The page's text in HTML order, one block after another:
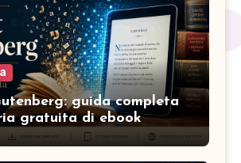
guida completa
gratuita di ebook